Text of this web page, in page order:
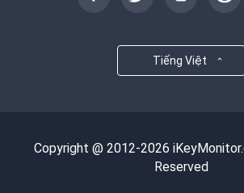
Tiếng Việt
Copyright @ 2012-2026
Reserved